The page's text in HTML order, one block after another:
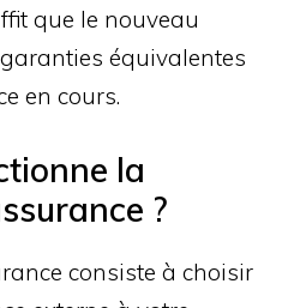
que le nouveau
équivalentes
en cours.
la
?
consiste à choisir